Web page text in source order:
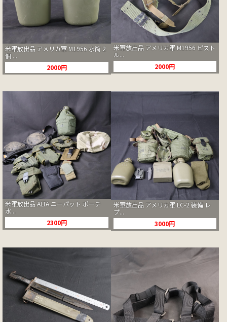
米軍放出品 アメリカ軍 M1956 水筒 2
個 ...
2000円
米軍放出品 アメリカ軍 M1956 ピスト
ル...
2000円
米軍放出品 ALTA ニーパット ポーチ
水...
2300円
米軍放出品 アメリカ軍 LC-2 装備 レ
プ...
3000円